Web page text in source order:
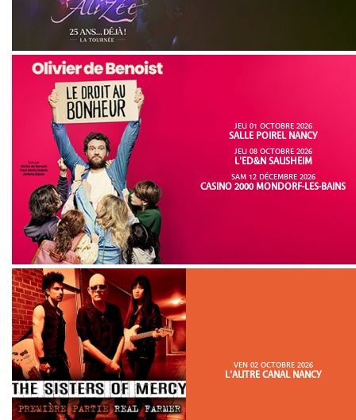
JEU 01 OCTOBRE 2026
SALLE POIREL NANCY
JEU 08 OCTOBRE 2026
L'ED&N SAUSHEIM
SAM 12 DÉCEMBRE 2026
CASINO 2000 MONDORF-LES-BAINS
VEN 02 OCTOBRE 2026
L'AUTRE CANAL NANCY